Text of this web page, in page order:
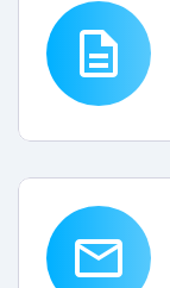
description
email